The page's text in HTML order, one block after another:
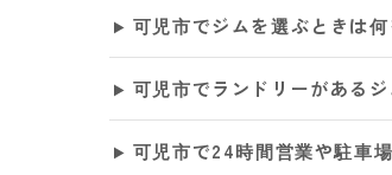
可児市でジムを選ぶときは
可児市でランドリーがある
可児市で24時間営業や駐車